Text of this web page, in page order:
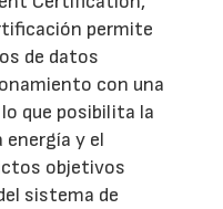
permite
de datos
con una
que posibilita la
energía y el
objetivos
sistema de